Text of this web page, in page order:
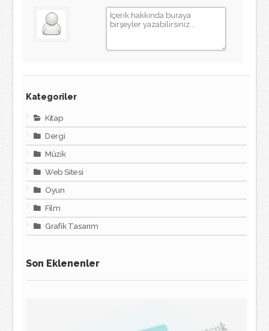
Kategoriler
Kitap
Dergi
Müzik
Web Sitesi
Oyun
Film
Grafik Tasarım
Son Eklenenler